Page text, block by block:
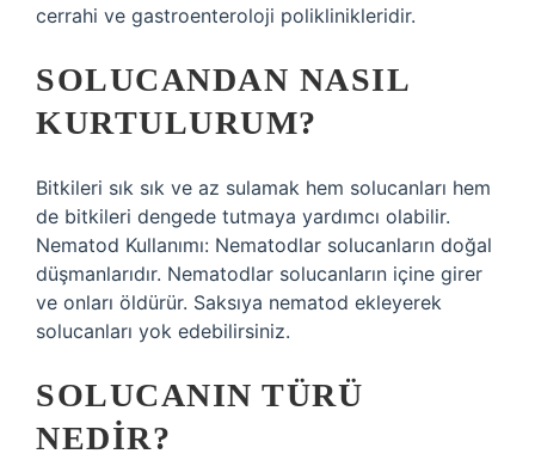
cerrahi ve gastroenteroloji poliklinikleridir.
SOLUCANDAN NASIL
KURTULURUM?
Bitkileri sık sık ve az sulamak hem solucanları hem
de bitkileri dengede tutmaya yardımcı olabilir.
Nematod Kullanımı: Nematodlar solucanların doğal
düşmanlarıdır. Nematodlar solucanların içine girer
ve onları öldürür. Saksıya nematod ekleyerek
solucanları yok edebilirsiniz.
SOLUCANIN TÜRÜ
NEDIR?